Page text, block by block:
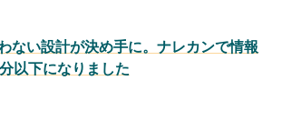
ない設計が決め手に。ナレカンで情報
以下になりました